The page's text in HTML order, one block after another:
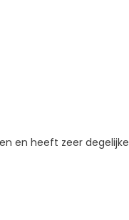
en heeft zeer degelijke